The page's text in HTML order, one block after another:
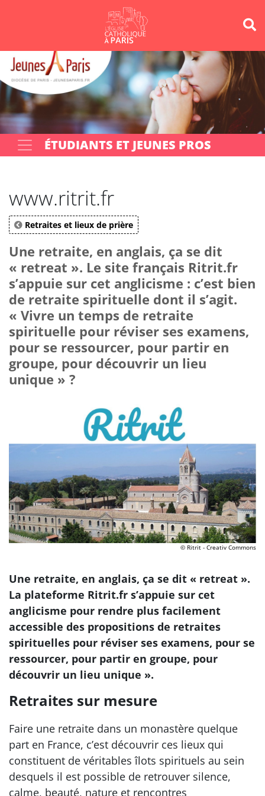
Votre recherche OK
ÉTUDIANTS ET JEUNES PROS
www.ritrit.fr
Retraites et lieux de prière
Une retraite, en anglais, ça se dit
« retreat ». Le site français Ritrit.fr
s’appuie sur cet anglicisme : c’est bien
de retraite spirituelle dont il s’agit.
« Vivre un temps de retraite
spirituelle pour réviser ses examens,
pour se ressourcer, pour partir en
groupe, pour découvrir un lieu
unique » ?
© Ritrit - Creativ Commons
Une retraite, en anglais, ça se dit « retreat ».
La plateforme Ritrit.fr s’appuie sur cet
anglicisme pour rendre plus facilement
accessible des propositions de retraites
spirituelles pour réviser ses examens, pour se
ressourcer, pour partir en groupe, pour
découvrir un lieu unique ».
Retraites sur mesure
Faire une retraite dans un monastère quelque
part en France, c’est découvrir ces lieux qui
constituent de véritables îlots spirituels au sein
desquels il est possible de retrouver silence,
calme, beauté, nature et rencontres
Panneau de gestion des cookies